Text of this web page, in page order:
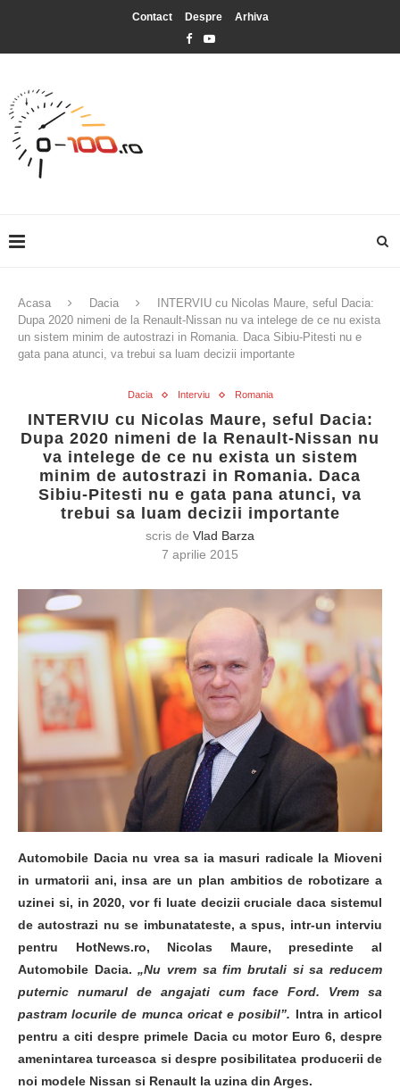
Contact Despre Arhiva
Acasa Dacia
INTERVIU cu Nicolas Maure, seful Dacia:
Dupa 2020 nimeni de la Renault-Nissan nu va intelege de ce nu exista
un sistem minim de autostrazi in Romania. Daca Sibiu-Pitesti nu e
gata pana atunci, va trebui sa luam decizii importante
Dacia Interviu Romania
INTERVIU cu Nicolas Maure, seful Dacia:
Dupa 2020 nimeni de la Renault-Nissan nu
va intelege de ce nu exista un sistem
minim de autostrazi in Romania. Daca
Sibiu-Pitesti nu e gata pana atunci, va
trebui sa luam decizii importante
scris de Vlad Barza
7 aprilie 2015
Automobile Dacia nu vrea sa ia masuri radicale la Mioveni
in urmatorii ani, insa are un plan ambitios de robotizare a
uzinei si, in 2020, vor fi luate decizii cruciale daca sistemul
de autostrazi nu se imbunatateste, a spus, intr-un interviu
pentru HotNews.ro, Nicolas Maure, presedinte al
Automobile Dacia.„Nu vrem sa fim brutali si sa reducem
puternic numarul de angajati cum face Ford. Vrem sa
pastram locurile de munca oricat e posibil”. Intra in articol
pentru a citi despre primele Dacia cu motor Euro 6, despre
amenintarea turceasca si despre posibilitatea producerii de
noi modele Nissan si Renault la uzina din Arges.